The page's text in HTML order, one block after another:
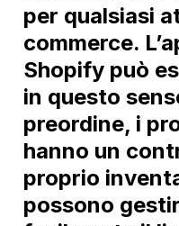
per qualsiasi
commerce.
Shopify può
in questo
preordine, i
hanno un
proprio
possono